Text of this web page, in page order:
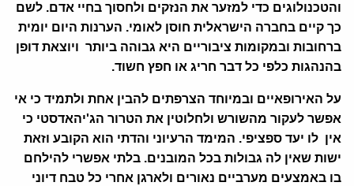
והטכנולוגים כדי למזער את הנזקים ולחסוך בחיי אדם. לשם
כך קיים בחברה הישראלית חוסן לאומי. הערנות היום יומית
ברחובות ובמקומות ציבוריים היא גבוהה ביותר ויוצאת דופן
בהנהגות כלפי כל דבר חריג או חפץ חשוד.
על האירופאיים ובמיוחד הצרפתים להבין אחת ולתמיד כי אי
אפשר לעקור מהשורש ולחלוטין את הטרור הג'יהאדסטי כי
אין לו יעד ספציפי. המימד הרעיוני והדתי הוא הקובע וזאת
ישות שאין לה גבולות בכל המובנים. בלתי אפשרי להילחם
בו באמצעים מערביים נאורים ולארגן אחרי כל טבח דיוני